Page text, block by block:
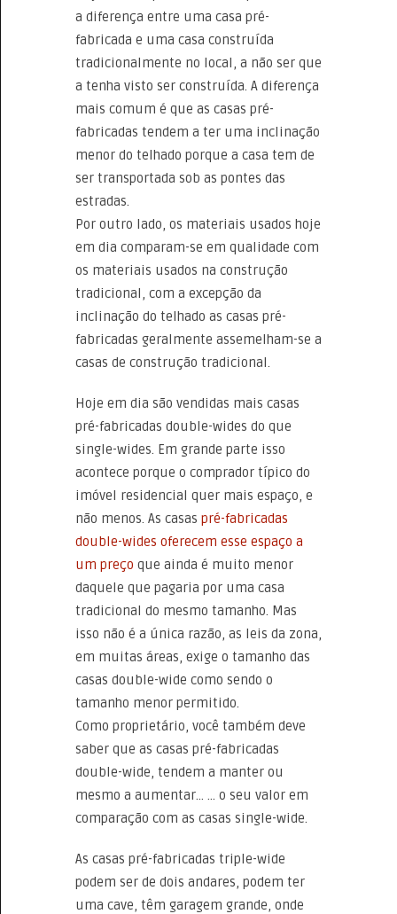
a diferença entre uma casa pré-
fabricada e uma casa construída
tradicionalmente no local, a não ser que
a tenha visto ser construída. A diferença
mais comum é que as casas pré-
fabricadas tendem a ter uma inclinação
menor do telhado porque a casa tem de
ser transportada sob as pontes das
estradas.
Por outro lado, os materiais usados hoje
em dia comparam-se em qualidade com
os materiais usados na construção
tradicional, com a excepção da
inclinação do telhado as casas pré-
fabricadas geralmente assemelham-se a
casas de construção tradicional.
Hoje em dia são vendidas mais casas
pré-fabricadas double-wides do que
single-wides. Em grande parte isso
acontece porque o comprador típico do
imóvel residencial quer mais espaço, e
não menos. As casas pré-fabricadas
double-wides oferecem esse espaço a
um preço que ainda é muito menor
daquele que pagaria por uma casa
tradicional do mesmo tamanho. Mas
isso não é a única razão, as leis da zona,
em muitas áreas, exige o tamanho das
casas double-wide como sendo o
tamanho menor permitido.
Como proprietário, você também deve
saber que as casas pré-fabricadas
double-wide, tendem a manter ou
mesmo a aumentar… … o seu valor em
comparação com as casas single-wide.
As casas pré-fabricadas triple-wide
podem ser de dois andares, podem ter
uma cave, têm garagem grande, onde